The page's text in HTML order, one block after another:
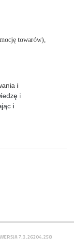
towarów),
i
i
i
WERSJA 7.3.26204.258